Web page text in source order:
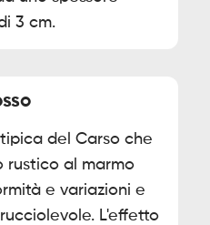
3 cm.
del Carso che
rustico al marmo
e variazioni e
L'effetto